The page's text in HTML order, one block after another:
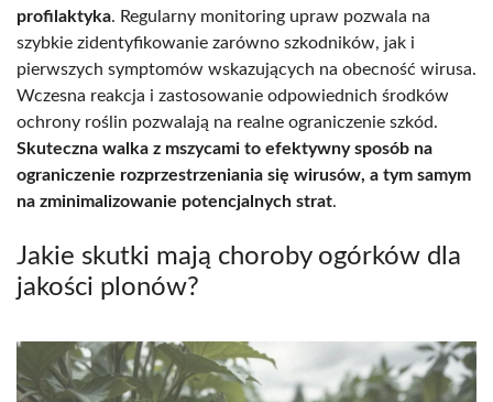
profilaktyka. Regularny monitoring upraw pozwala na
szybkie zidentyfikowanie zarówno szkodników, jak i
pierwszych symptomów wskazujących na obecność wirusa.
Wczesna reakcja i zastosowanie odpowiednich środków
ochrony roślin pozwalają na realne ograniczenie szkód.
Skuteczna walka z mszycami to efektywny sposób na
ograniczenie rozprzestrzeniania się wirusów, a tym samym
na zminimalizowanie potencjalnych strat.
Jakie skutki mają choroby ogórków dla
jakości plonów?